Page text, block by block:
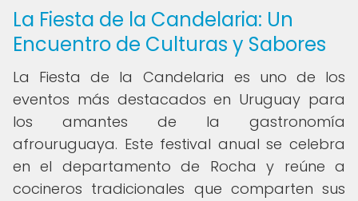
La Fiesta de la Candelaria: Un
Encuentro de Culturas y Sabores
La Fiesta de la Candelaria es uno de los
eventos más destacados en Uruguay para
los amantes de la gastronomía
afrouruguaya. Este festival anual se celebra
en el departamento de Rocha y reúne a
cocineros tradicionales que comparten sus